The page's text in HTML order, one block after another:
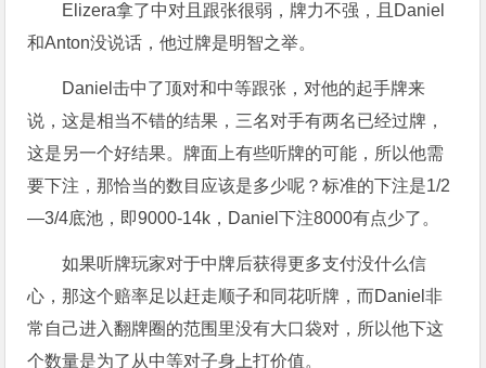
Elizera拿了中对且跟张很弱，牌力不强，且Daniel
和Anton没说话，他过牌是明智之举。
Daniel击中了顶对和中等跟张，对他的起手牌来
说，这是相当不错的结果，三名对手有两名已经过牌，
这是另一个好结果。牌面上有些听牌的可能，所以他需
要下注，那恰当的数目应该是多少呢？标准的下注是1/2
—3/4底池，即9000-14k，Daniel下注8000有点少了。
如果听牌玩家对于中牌后获得更多支付没什么信
心，那这个赔率足以赶走顺子和同花听牌，而Daniel非
常自己进入翻牌圈的范围里没有大口袋对，所以他下这
个数量是为了从中等对子身上打价值。